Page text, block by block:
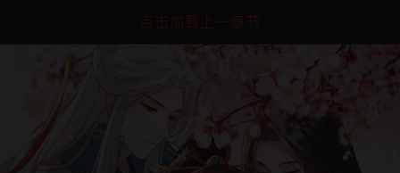
点击加载上一章节